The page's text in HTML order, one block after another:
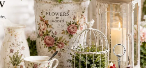
vhodné pre všetky
sú vhodné pre väčšinu rastlín, no nie pre
zohľadniť nároky konkrétnej rastliny na